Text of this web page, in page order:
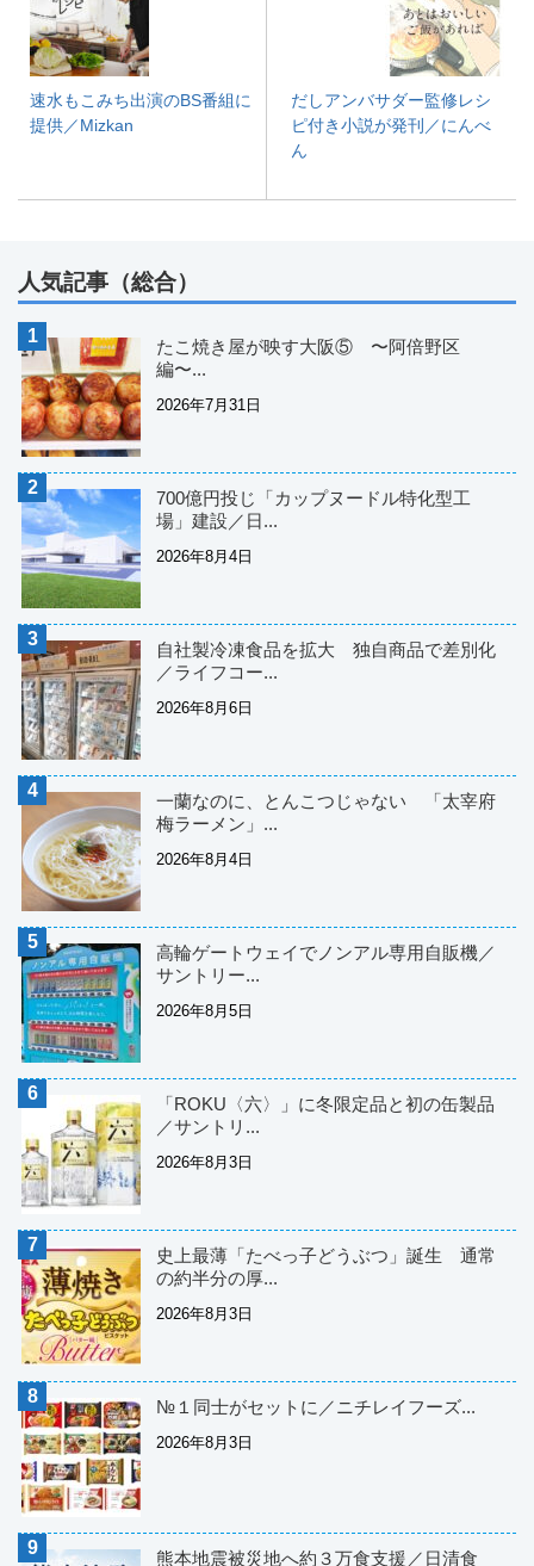
速水もこみち出演のBS番組に
提供／Mizkan
だしアンバサダー監修レシ
ピ付き小説が発刊／にんべ
ん
人気記事（総合）
たこ焼き屋が映す大阪⑤ 〜阿倍野区
編〜...
2026年7月31日
700億円投じ「カップヌードル特化型工
場」建設／日...
2026年8月4日
自社製冷凍食品を拡大 独自商品で差別化
／ライフコー...
2026年8月6日
一蘭なのに、とんこつじゃない 「太宰府
梅ラーメン」...
2026年8月4日
高輪ゲートウェイでノンアル専用自販機／
サントリー...
2026年8月5日
「ROKU〈六〉」に冬限定品と初の缶製品
／サントリ...
2026年8月3日
史上最薄「たべっ子どうぶつ」誕生 通常
の約半分の厚...
2026年8月3日
№１同士がセットに／ニチレイフーズ...
2026年8月3日
熊本地震被災地へ約３万食支援／日清食